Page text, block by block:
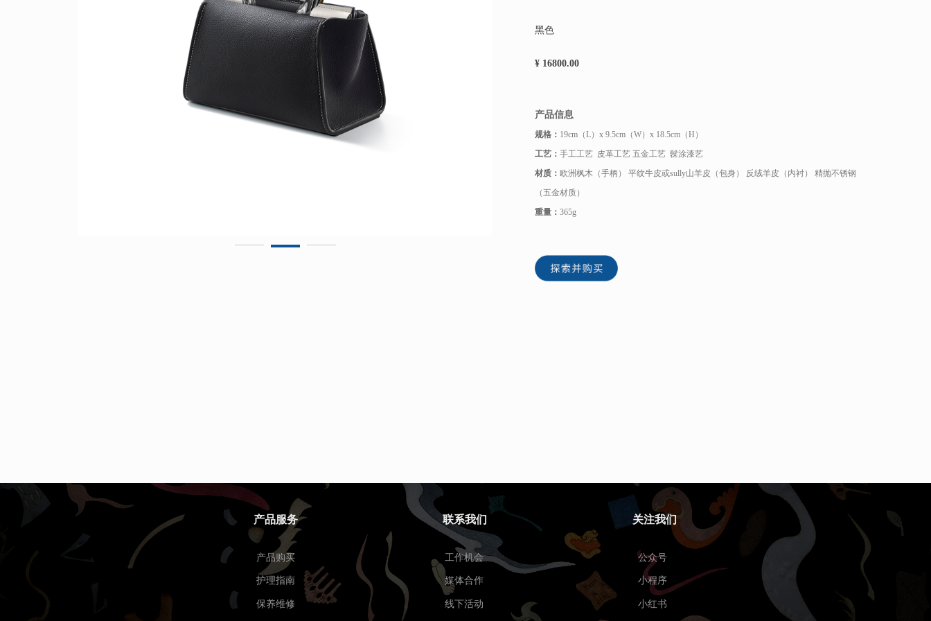
黑色
¥ 16800.00
产品信息
规格： 19cm（L）x 9.5cm（W）x 18.5cm（H）
工艺： 手工工艺 皮革工艺 五金工艺 髹涂漆艺
材质： 欧洲枫木（手柄） 平纹牛皮或sully山羊皮（包身） 反绒羊皮（内衬） 精抛不锈钢
（五金材质）
重量： 365g
产品服务 联系我们 关注我们
产品购买
护理指南
保养维修
公众号
小程序
小红书
工作机会
媒体合作
线下活动